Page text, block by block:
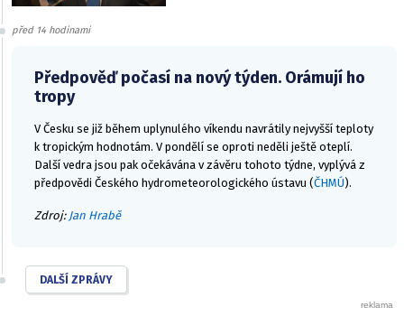
před 14 hodinami
Předpověď počasí na nový týden. Orámují ho
tropy
V Česku se již během uplynulého víkendu navrátily nejvyšší teploty
k tropickým hodnotám. V pondělí se oproti neděli ještě oteplí.
Další vedra jsou pak očekávána v závěru tohoto týdne, vyplývá z
předpovědi Českého hydrometeorologického ústavu (ČHMÚ).
Zdroj: Jan Hrabě
DALŠÍ ZPRÁVY